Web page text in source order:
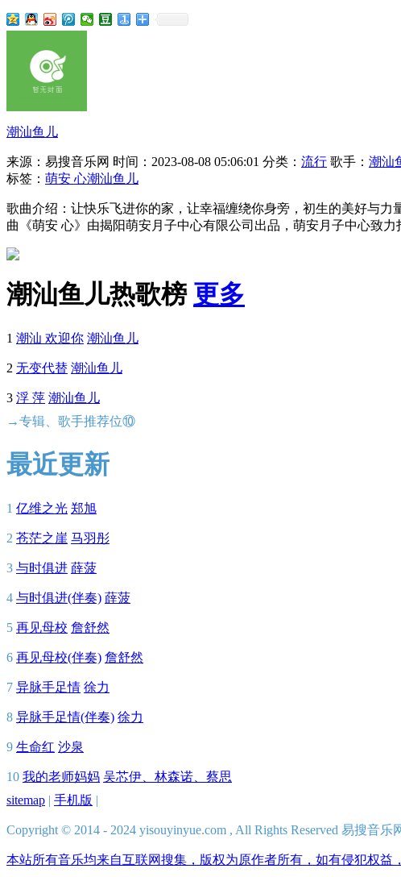
潮汕鱼儿
来源：易搜音乐网 时间：2023-08-08 05:06:01 分类： 流行 歌手： 潮汕
标签： 萌安 心潮汕鱼儿
歌曲介绍：让快乐飞进你的家，让幸福缠绕你身旁，初生的美好与
曲《萌安 心》由揭阳萌安月子中心有限公司出品，萌安月子中心致
潮汕鱼儿热歌榜 更多
1 潮汕 欢迎你 潮汕鱼儿
2 无变代替 潮汕鱼儿
3 浮 萍 潮汕鱼儿
→专辑、歌手推荐位⑩
最近更新
1 亿维之光 郑旭
2 苍茫之崖 马羽彤
3 与时俱进 薛菠
4 与时俱进(伴奏) 薛菠
5 再见母校 詹舒然
6 再见母校(伴奏) 詹舒然
7 异脉手足情 徐力
8 异脉手足情(伴奏) 徐力
9 生命红 沙泉
10 我的老师妈妈 吴芯伊、林森诺、蔡思
sitemap | 手机版 |
Copyright © 2014 - 2024 yisouyinyue.com , All Rights Reserved 易搜音乐
本站所有音乐均来自互联网搜集，版权为原作者所有，如有侵犯权益